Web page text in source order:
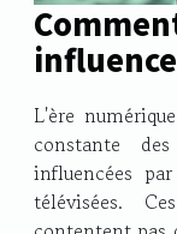
L'ère
constante
influencées
télévisées.